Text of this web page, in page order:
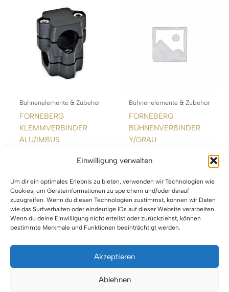
Einwilligung verwalten
Um dir ein optimales Erlebnis zu bieten, verwenden wir Technologien wie
Cookies, um Geräteinformationen zu speichern und/oder darauf
zuzugreifen. Wenn du diesen Technologien zustimmst, können wir Daten
wie das Surfverhalten oder eindeutige IDs auf dieser Website verarbeiten.
Wenn du deine Einwilligung nicht erteilst oder zurückziehst, können
bestimmte Merkmale und Funktionen beeinträchtigt werden.
Akzeptieren
Ablehnen
Bühnenelemente & Zubehör
FORNEBERG
KLEMMVERBINDER
ALU/IMBUS
WEITERLESEN
Bühnenelemente & Zubehör
FORNEBERG
BÜHNENVERBINDER
Y/GRAU
WEITERLESEN
Impressum
Datenschutz